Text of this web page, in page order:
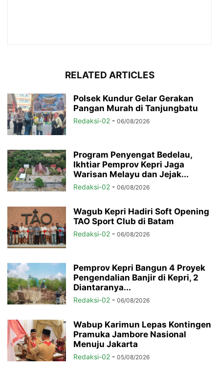
RELATED ARTICLES
Polsek Kundur Gelar Gerakan
Pangan Murah di Tanjungbatu
Redaksi-02 - 06/08/2026
Program Penyengat Bedelau,
Ikhtiar Pemprov Kepri Jaga
Warisan Melayu dan Jejak...
Redaksi-02 - 06/08/2026
Wagub Kepri Hadiri Soft Opening
TAO Sport Club di Batam
Redaksi-02 - 06/08/2026
Pemprov Kepri Bangun 4 Proyek
Pengendalian Banjir di Kepri, 2
Diantaranya...
Redaksi-02 - 06/08/2026
Wabup Karimun Lepas Kontingen
Pramuka Jambore Nasional
Menuju Jakarta
Redaksi-02 - 05/08/2026